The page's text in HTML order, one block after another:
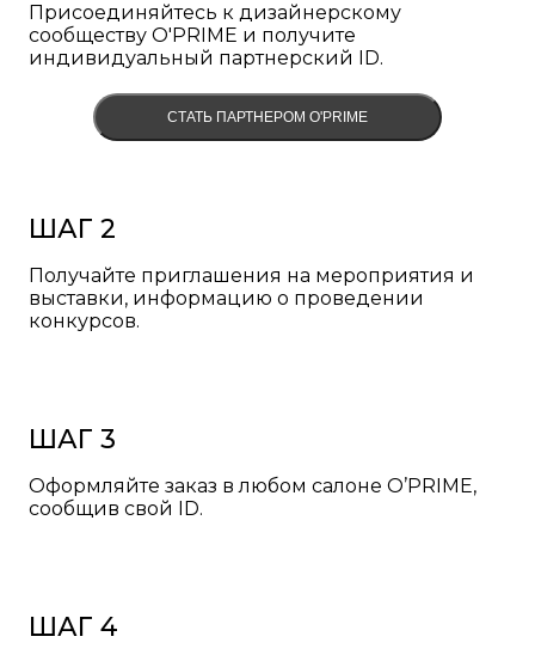
Присоединяйтесь к дизайнерскому
сообществу O'PRIME и получите
индивидуальный партнерский ID.
СТАТЬ ПАРТНЕРОМ O'PRIME
ШАГ 2
Получайте приглашения на мероприятия и
выставки, информацию о проведении
конкурсов.
ШАГ 3
Оформляйте заказ в любом салоне O’PRIME,
сообщив свой ID.
ШАГ 4